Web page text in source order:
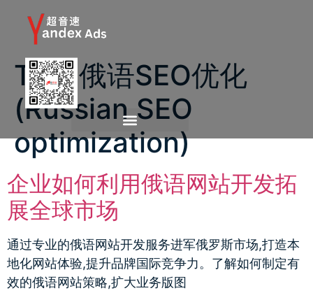
Tag:俄语SEO优化
(Russian SEO
optimization)
企业如何利用俄语网站开发拓
展全球市场
通过专业的俄语网站开发服务进军俄罗斯市场,打造本
地化网站体验,提升品牌国际竞争力。了解如何制定有
效的俄语网站策略,扩大业务版图